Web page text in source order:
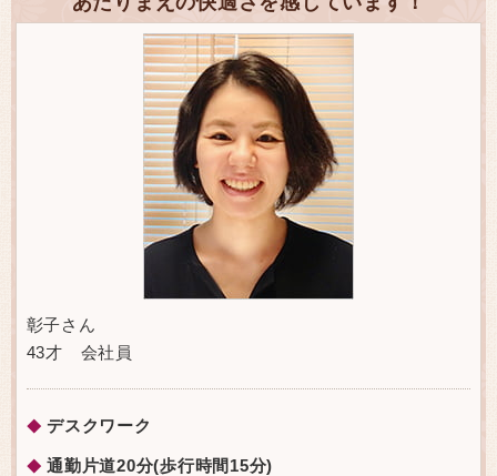
彰子さん
43才 会社員
◆ デスクワーク
◆ 通勤片道20分(歩行時間15分)